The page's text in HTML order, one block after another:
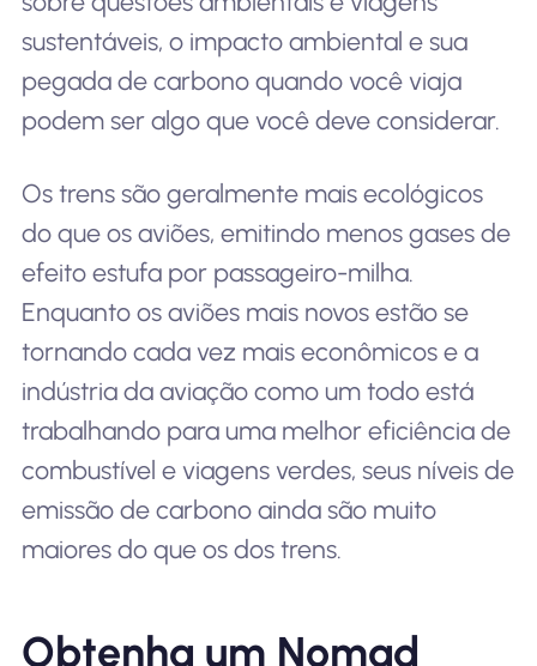
sustentáveis, o impacto ambiental e sua
pegada de carbono quando você viaja
podem ser algo que você deve considerar.
Os trens são geralmente mais ecológicos
do que os aviões, emitindo menos gases de
efeito estufa por passageiro-milha.
Enquanto os aviões mais novos estão se
tornando cada vez mais econômicos e a
indústria da aviação como um todo está
trabalhando para uma melhor eficiência de
combustível e viagens verdes, seus níveis de
emissão de carbono ainda são muito
maiores do que os dos trens.
Obtenha um Nomad